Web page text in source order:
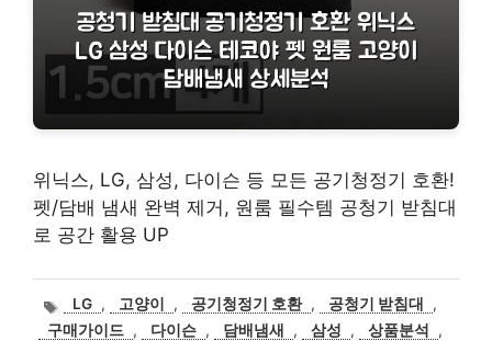
위닉스, LG, 삼성, 다이슨 등 모든 공기청정기 호환!
펫/담배 냄새 완벽 제거, 원룸 필수템 공청기 받침대
로 공간 활용 UP
태
그
LG , 고양이 , 공기청정기 호환 , 공청기 받침대
,
구매가이드 , 다이슨 , 담배냄새 , 삼성 , 상품분석
,